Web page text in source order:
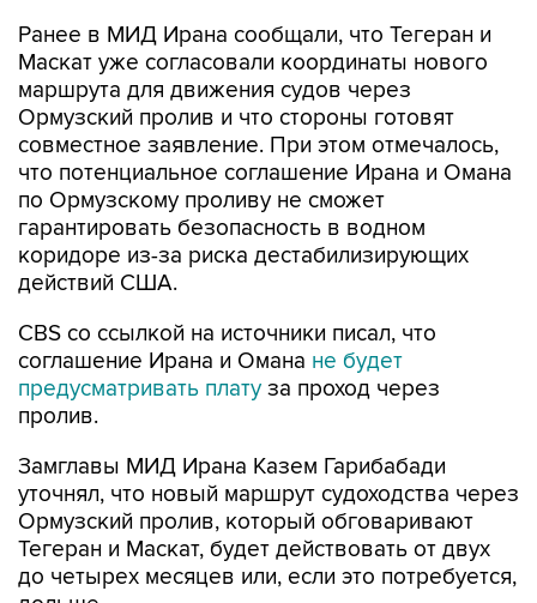
Ранее в МИД Ирана сообщали, что Тегеран и
Маскат уже согласовали координаты нового
маршрута для движения судов через
Ормузский пролив и что стороны готовят
совместное заявление. При этом отмечалось,
что потенциальное соглашение Ирана и Омана
по Ормузскому проливу не сможет
гарантировать безопасность в водном
коридоре из-за риска дестабилизирующих
действий США.
CBS со ссылкой на источники писал, что
соглашение Ирана и Омана не будет
предусматривать плату за проход через
пролив.
Замглавы МИД Ирана Казем Гарибабади
уточнял, что новый маршрут судоходства через
Ормузский пролив, который обговаривают
Тегеран и Маскат, будет действовать от двух
до четырех месяцев или, если это потребуется,